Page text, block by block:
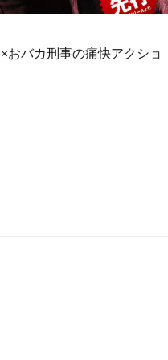
おバカ刑事の痛快アクショ